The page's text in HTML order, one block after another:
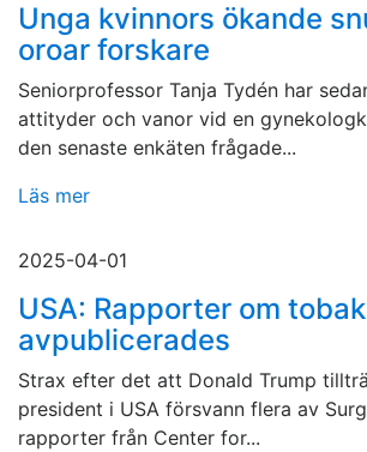
Unga kvinnors ökande
oroar forskare
Seniorprofessor Tanja Tydén har
attityder och vanor vid en
den senaste enkäten frågade...
Läs mer
2025-04-01
USA: Rapporter om
avpublicerades
Strax efter det att Donald Trump
president i USA försvann flera av
rapporter från Center for...